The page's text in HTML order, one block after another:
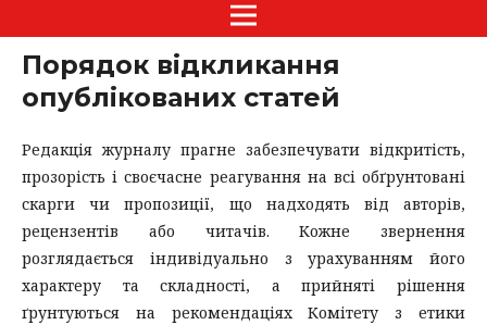
Порядок відкликання
опублікованих статей
Редакція журналу прагне забезпечувати відкритість,
прозорість і своєчасне реагування на всі обґрунтовані
скарги чи пропозиції, що надходять від авторів,
рецензентів або читачів. Кожне звернення
розглядається індивідуально з урахуванням його
характеру та складності, а прийняті рішення
ґрунтуються на рекомендаціях Комітету з етики